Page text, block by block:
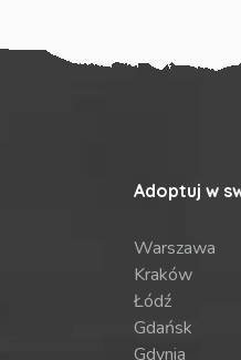
Adoptuj w
Warszawa
Kraków
Łódź
Gdańsk
Gdynia